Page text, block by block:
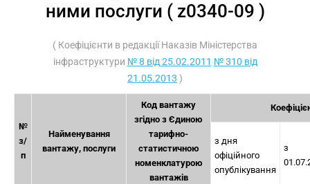
ними послуги ( z0340-09 )
( Коефіцієнти в редакції Наказів Міністерства
інфраструктури № 8 від 25.02.2011 № 310 від
21.05.2013 )
№
з/
п
Найменування
вантажу, послуги
Код вантажу
згідно з Єдиною
тарифно-
статистичною
номенклатурою
вантажів
з дня
офіційного
опублікування
з